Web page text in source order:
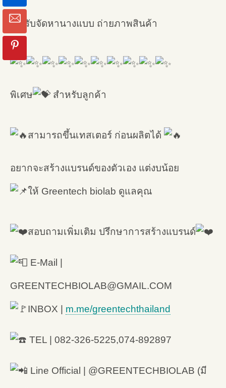
รับจัดหานางแบบ ถ่ายภาพสินค้า
พิเศษ สำหรับลูกค้า
สามารถขึ้นเทสเตอร์ ก่อนผลิตได้
อยากจะสร้างแบรนด์ของตัวเอง แต่งบน้อย
ให้ Greentech biolab ดูแลคุณ
สอบถามเพิ่มเติม ปรึกษาการสร้างแบรนด์
E-Mail |
GREENTECHBIOLAB@GMAIL.COM
INBOX | m.me/greentechthailand
TEL | 082-326-5225,074-892897
Line Official | @GREENTECHBIOLAB (มี